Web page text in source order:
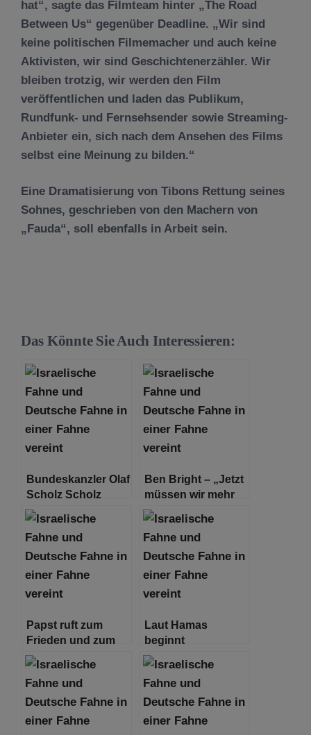
hat“, sagte das Filmteam hinter „The Road
Between Us“ gegenüber Deadline. „Wir sind
keine politischen Filmemacher und auch keine
Aktivisten, wir sind Geschichtenerzähler. Wir
bleiben trotzig, wir werden den Film
veröffentlichen und laden das Publikum,
Rundfunk- und Fernsehsender sowie Streaming-
Anbieter ein, sich nach dem Ansehen des Films
selbst eine Meinung zu bilden.“
Eine Dramatisierung von Tibons Rettung seines
Sohnes, geschrieben von den Machern von
„Fauda“, soll ebenfalls in Arbeit sein.
Das Könnte Sie Auch Interessieren:
Bundeskanzler Olaf
Scholz Scholz
bietet Militärhilfe an
Ben Bright – „Jetzt
müssen wir mehr
denn je aufstehen!
Wir schreiben das
Jahr 2023, nicht
1933.“
Papst ruft zum
Frieden und zum
Ende des
„Terrorismus“ auf
Laut Hamas
beginnt
vorläufigeer
Waffenstillstand
morgen um 10 Uhr